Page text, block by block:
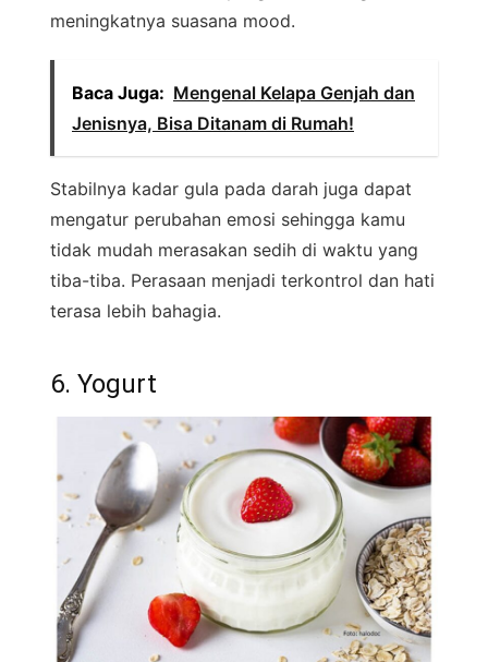
meningkatnya suasana mood.
Baca Juga: Mengenal Kelapa Genjah dan
Jenisnya, Bisa Ditanam di Rumah!
Stabilnya kadar gula pada darah juga dapat
mengatur perubahan emosi sehingga kamu
tidak mudah merasakan sedih di waktu yang
tiba-tiba. Perasaan menjadi terkontrol dan hati
terasa lebih bahagia.
6. Yogurt